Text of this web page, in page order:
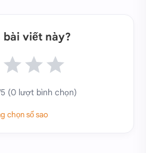
bài viết này?
(0 lượt bình chọn)
chọn số sao